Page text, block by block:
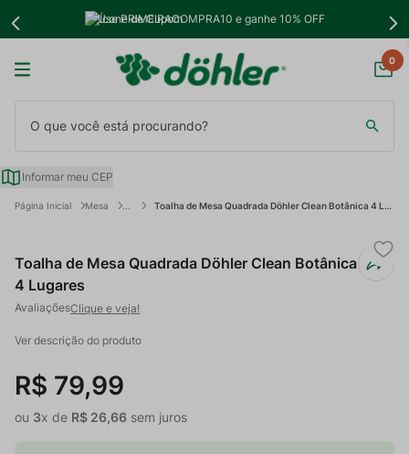
Use PRIMEIRACOMPRA10 e ganhe 10% OFF
0
Informar meu CEP
Mesa Toalha de Mesa Quadrada Döhler Clean Botânica 4 Lugares
Toalha de Mesa Quadrada Döhler Clean Botânica
4 Lugares
Clique e veja!
Ver descrição do produto
R$ 79,99
ou 3x de R$ 26,66 sem juros